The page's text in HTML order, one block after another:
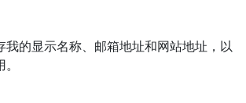
我的显示名称、邮箱地址和网站地址，以